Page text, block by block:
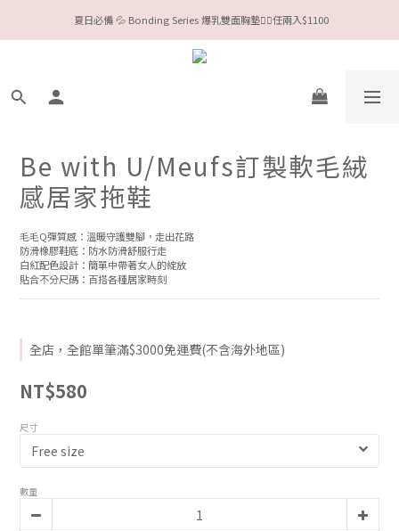
今夏限定Meufs泳衣工作坊 🥳 手做妳獨一無二的Bikini👙
夏日必備 💦 Bonding Series 爆乳雙面胸墊❤️‍🔥任兩入$1100
Valentine❤️‍🔥全款情趣系列任選兩件88折！
今夏限定Meufs泳衣工作坊 🥳 手做妳獨一無二的Bikini👙
Be with U/Meufs訂製軟毛絨
感居家拖鞋
毛毛Q彈質感：溫暖守護雙腳，走出花路
防滑橡膠鞋底：防水防滑舒服行走
白紅配色設計：簡單中帶著女人的綻放
貼合不分尺碼：百搭各種居家時刻
全店，全館單筆滿$3000免運費(不含海外地區)
NT$580
尺寸
數量